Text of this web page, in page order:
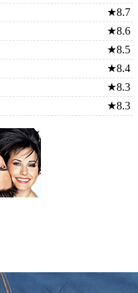
★8.7
★8.6
★8.5
★8.4
★8.3
★8.3